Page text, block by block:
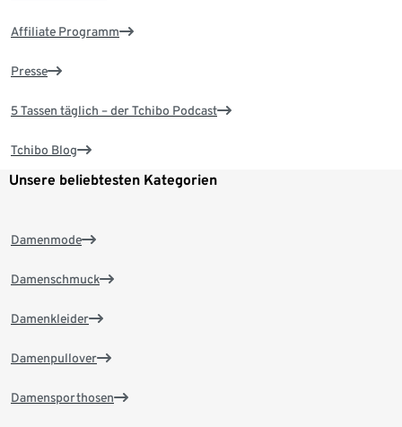
Affiliate Programm
Presse
5 Tassen täglich – der Tchibo Podcast
Tchibo Blog
Unsere beliebtesten Kategorien
Damenmode
Damenschmuck
Damenkleider
Damenpullover
Damensporthosen